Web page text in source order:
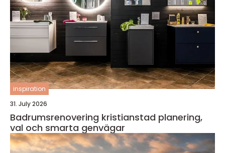
inspiration
31. July 2026
Badrumsrenovering kristianstad planering,
val och smarta genvägar